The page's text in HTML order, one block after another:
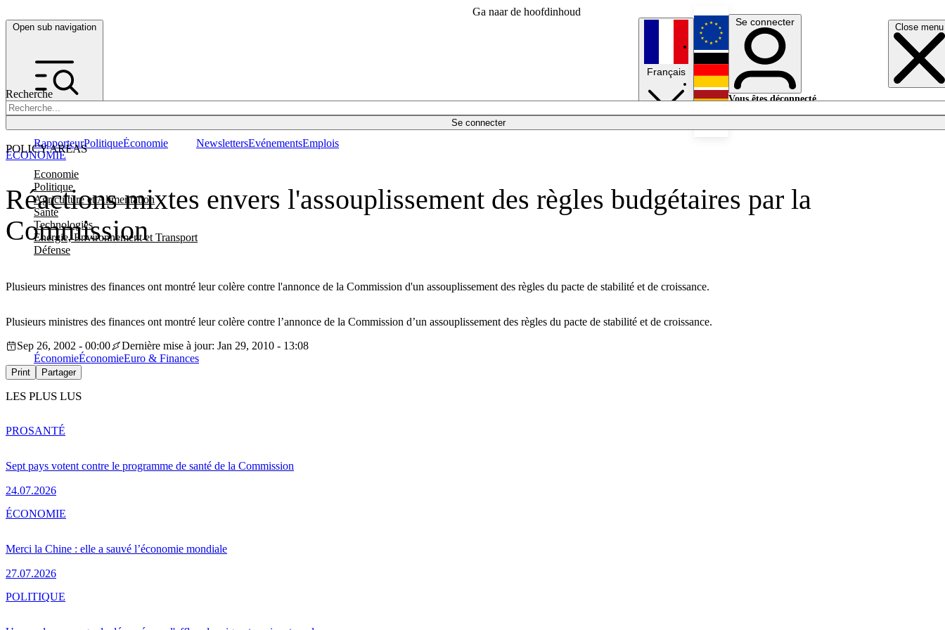
Ga naar de hoofdinhoud
Open sub navigation Close menu
Recherche
Se connecter
POLICY AREAS
Economie
Politique
Agriculture et Alimentation
Santé
Technologies
Energie, Environnement et Transport
Défense
RapporteurPolitiqueÉconomie NewslettersEvénementsEmplois
Français
English
Deutsch
Se connecter
Vous êtes déconnecté.
Réactions mixtes envers l'assouplissement des règles budgétaires par la
Commission
Plusieurs ministres des finances ont montré leur colère contre l'annonce de la Commission d'un assouplissement des règles du pacte de stabilité et de croissance.
ÉCONOMIE
Plusieurs ministres des finances ont montré leur colère contre l’annonce de la Commission d’un assouplissement des règles du pacte de stabilité et de croissance.
Sep 26, 2002 - 00:00
Dernière mise à jour: Jan 29, 2010 - 13:08
ÉconomieÉconomieEuro & Finances
Print Partager
LES PLUS LUS
Sept pays votent contre le programme de santé de la Commission
24.07.2026
PROSANTÉ
Merci la Chine : elle a sauvé l’économie mondiale
27.07.2026
ÉCONOMIE
POLITIQUE